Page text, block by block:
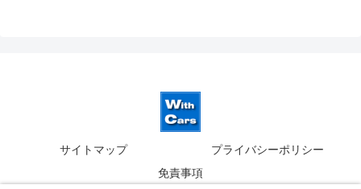
サイトマップ
プライバシーポリシー
免責事項